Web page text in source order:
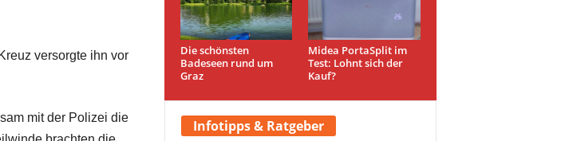
versorgte ihn vor
mit der Polizei die
Die schönsten
Badeseen rund um
Graz
Midea PortaSplit im
Test: Lohnt sich der
Kauf?
Infotipps & Ratgeber